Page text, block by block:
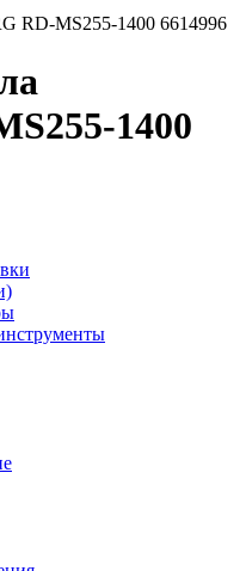
RD-MS255-1400 6614996
1400